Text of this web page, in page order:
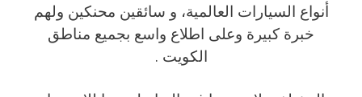
أنواع السيارات العالمية، و سائقين محنكين ولهم
خبرة كبيرة وعلى اطلاع واسع بجميع مناطق
الكويت .